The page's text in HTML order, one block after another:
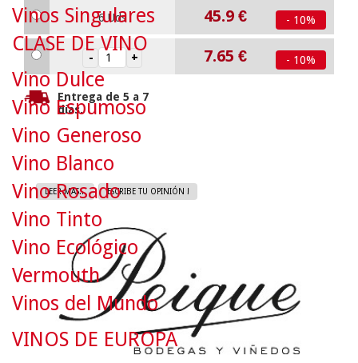
6 Uds 45.9 € - 10%
7.65 € - 10%
Entrega de 5 a 7
días.
LEER MAS... ESCRIBE TU OPINIÓN !
Vinos Singulares
CLASE DE VINO
Vino Dulce
Vino Espumoso
Vino Generoso
Vino Blanco
Vino Rosado
Vino Tinto
Vino Ecológico
Vermouth
Vinos del Mundo
VINOS DE EUROPA